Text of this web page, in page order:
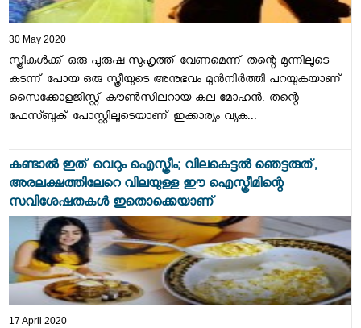
30 May 2020
സ്ത്രീകള്‍ക്ക് ഒരു പുരുഷ സുഹൃത്ത് വേണമെന്ന് തന്റെ മുന്നിലൂടെ
കടന്ന് പോയ ഒരു സ്ത്രീയുടെ അനുഭവം മുൻനിർത്തി പറയുകയാണ്
സൈക്കോളജിസ്റ്റ് കൗണ്‍സിലറായ കല മോഹന്‍. തന്റെ
ഫേസ്ബുക് പോസ്റ്റിലൂടെയാണ് ഇക്കാര്യം വ്യക...
കണ്ടാൽ ഇത് വെറും ഐസ്ക്രീം; വിലകെട്ടൽ ഞെട്ടരുത്,
അരലക്ഷത്തിലേറെ വിലയുള്ള ഈ ഐസ്ക്രീമിന്റെ
സവിശേഷതകൾ ഇതൊക്കെയാണ്
17 April 2020